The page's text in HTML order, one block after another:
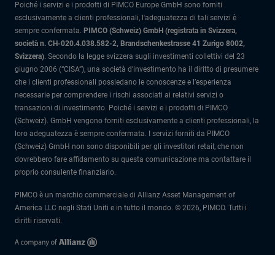
Poiché i servizi e i prodotti di PIMCO Europe GmbH sono forniti
esclusivamente a clienti professionali, l'adeguatezza di tali servizi è
sempre confermata. PIMCO (Schweiz) GmbH (registrata in Svizzera,
società n. CH-020.4.038.582-2, Brandschenkestrasse 41 Zurigo 8002,
Svizzera). Secondo la legge svizzera sugli investimenti collettivi del 23
giugno 2006 (“CISA”), una società d’investimento ha il diritto di presumere
che i clienti professionali possiedano le conoscenze e l’esperienza
necessarie per comprendere i rischi associati ai relativi servizi o
transazioni di investimento. Poiché i servizi e i prodotti di PIMCO
(Schweiz). GmbH vengono forniti esclusivamente a clienti professionali, la
loro adeguatezza è sempre confermata.
I servizi forniti da PIMCO
(Schweiz) GmbH non sono disponibili per gli investitori retail, che non
dovrebbero fare affidamento su questa comunicazione ma contattare il
proprio consulente finanziario.
PIMCO è un marchio commerciale di Allianz Asset Management of
America LLC negli Stati Uniti e in tutto il mondo. © 2026, PIMCO. Tutti i
diritti riservati.